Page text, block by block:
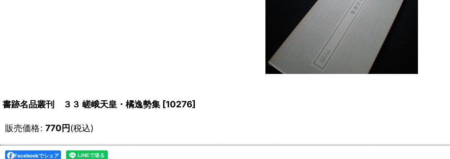
書跡名品叢刊 ３３ 嵯峨天皇・橘逸勢集 [10276]
販売価格: 770円(税込)
Facebookでシェア